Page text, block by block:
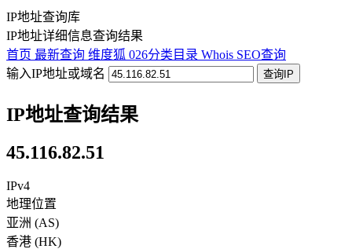
IP地址查询库
IP地址详细信息查询结果
首页 最新查询 维度狐 026分类目录 Whois SEO查询
输入IP地址或域名
查询IP
IP地址查询结果
45.116.82.51
IPv4
地理位置
亚洲 (AS)
香港 (HK)